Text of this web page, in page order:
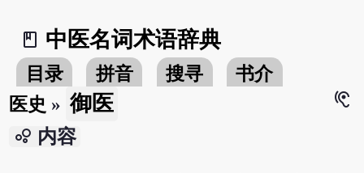
book_2
中医名词术语辞典
目录 拼音 搜寻
书介
医史 » 御医
hearing
bubble_chart 内容